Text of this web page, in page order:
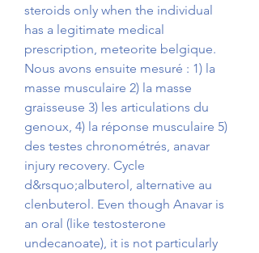
steroids only when the individual
has a legitimate medical
prescription, meteorite belgique.
Nous avons ensuite mesuré : 1) la
masse musculaire 2) la masse
graisseuse 3) les articulations du
genoux, 4) la réponse musculaire 5)
des testes chronométrés, anavar
injury recovery. Cycle
d&rsquo;albuterol, alternative au
clenbuterol. Even though Anavar is
an oral (like testosterone
undecanoate), it is not particularly